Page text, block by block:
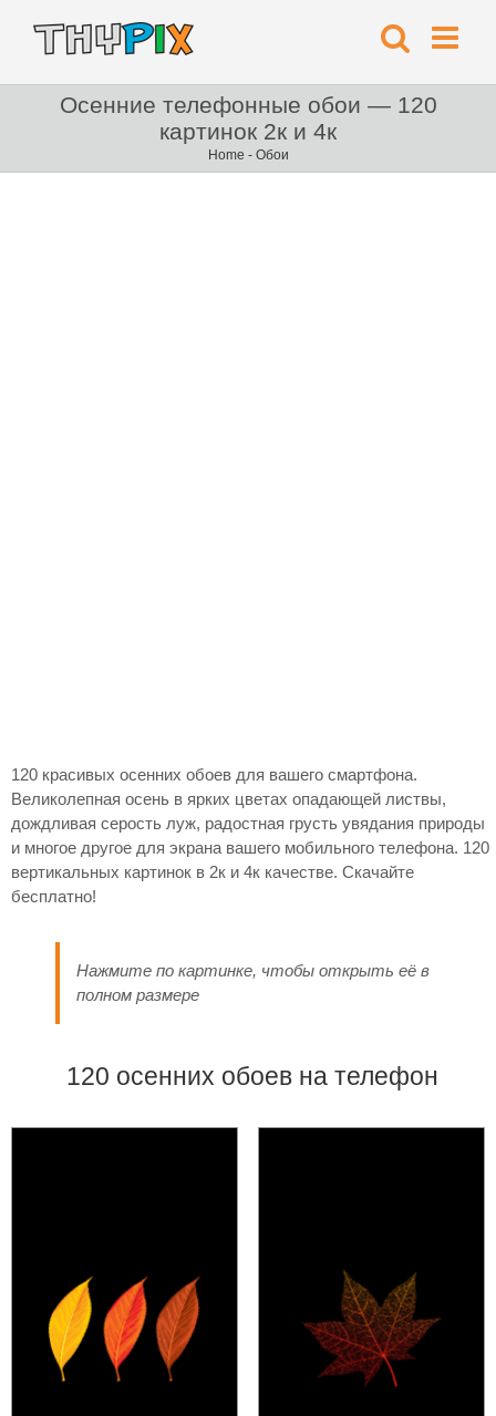
Осенние телефонные обои — 120
картинок 2к и 4к
Home - Обои
120 красивых осенних обоев для вашего смартфона.
Великолепная осень в ярких цветах опадающей листвы,
дождливая серость луж, радостная грусть увядания природы
и многое другое для экрана вашего мобильного телефона. 120
вертикальных картинок в 2к и 4к качестве. Скачайте
бесплатно!
Нажмите по картинке, чтобы открыть её в
полном размере
120 осенних обоев на телефон